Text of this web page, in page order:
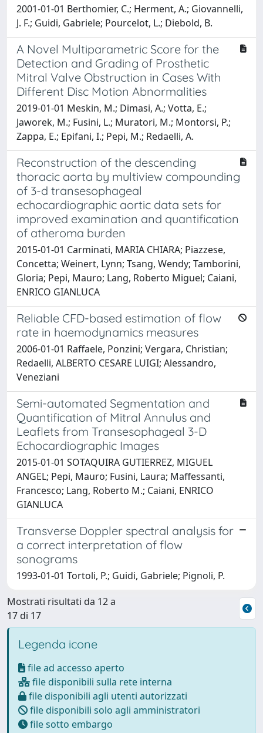
2001-01-01 Berthomier, C.; Herment, A.; Giovannelli,
J. F.; Guidi, Gabriele; Pourcelot, L.; Diebold, B.
A Novel Multiparametric Score for the
Detection and Grading of Prosthetic
Mitral Valve Obstruction in Cases With
Different Disc Motion Abnormalities
2019-01-01 Meskin, M.; Dimasi, A.; Votta, E.;
Jaworek, M.; Fusini, L.; Muratori, M.; Montorsi, P.;
Zappa, E.; Epifani, I.; Pepi, M.; Redaelli, A.
Reconstruction of the descending
thoracic aorta by multiview compounding
of 3-d transesophageal
echocardiographic aortic data sets for
improved examination and quantification
of atheroma burden
2015-01-01 Carminati, MARIA CHIARA; Piazzese,
Concetta; Weinert, Lynn; Tsang, Wendy; Tamborini,
Gloria; Pepi, Mauro; Lang, Roberto Miguel; Caiani,
ENRICO GIANLUCA
Reliable CFD-based estimation of flow
rate in haemodynamics measures
2006-01-01 Raffaele, Ponzini; Vergara, Christian;
Redaelli, ALBERTO CESARE LUIGI; Alessandro,
Veneziani
Semi-automated Segmentation and
Quantification of Mitral Annulus and
Leaflets from Transesophageal 3-D
Echocardiographic Images
2015-01-01 SOTAQUIRA GUTIERREZ, MIGUEL
ANGEL; Pepi, Mauro; Fusini, Laura; Maffessanti,
Francesco; Lang, Roberto M.; Caiani, ENRICO
GIANLUCA
Transverse Doppler spectral analysis for
a correct interpretation of flow
sonograms
1993-01-01 Tortoli, P.; Guidi, Gabriele; Pignoli, P.
Mostrati risultati da 12 a
17 di 17
Legenda icone
file ad accesso aperto
file disponibili sulla rete interna
file disponibili agli utenti autorizzati
file disponibili solo agli amministratori
file sotto embargo